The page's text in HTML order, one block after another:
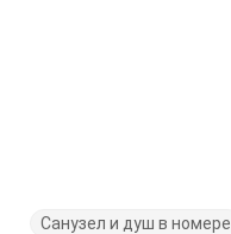
Санузел и душ в номере